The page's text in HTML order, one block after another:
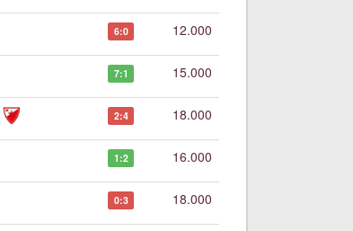
6:0 12.000
7:1 15.000
2:4 18.000
1:2 16.000
0:3 18.000